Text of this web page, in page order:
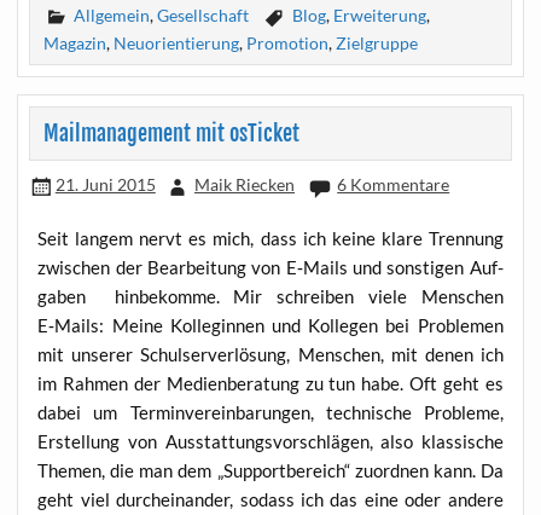
Allgemein,Gesellschaft Blog, Erweiterung,
Magazin, Neuorientierung, Promotion,Zielgruppe
Mailmanagement mit osTicket
21. Juni 2015 Maik Riecken 6 Kommentare
Seit lan­gem nervt es mich, dass ich kei­ne kla­re Tren­nung
zwi­schen der Bear­bei­tung von E‑Mails und sons­ti­gen Auf­
ga­ben hin­be­kom­me. Mir schrei­ben vie­le Men­schen
E‑Mails: Mei­ne Kol­le­gin­nen und Kol­le­gen bei Pro­ble­men
mit unse­rer Schul­ser­ver­lö­sung, Men­schen, mit denen ich
im Rah­men der Medi­en­be­ra­tung zu tun habe. Oft geht es
dabei um Ter­min­ver­ein­ba­run­gen, tech­ni­sche Pro­ble­me,
Erstel­lung von Aus­stat­tungs­vor­schlä­gen, also klas­si­sche
The­men, die man dem „Sup­port­be­reich“ zuord­nen kann. Da
geht viel durch­ein­an­der, sodass ich das eine oder ande­re